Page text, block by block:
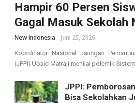
Hampir 60 Persen
Gagal Masuk Sekolah
New Indonesia Juni 25, 2026
Koordinator Nasional Jaringan
(JPPI) Ubaid Matraji menilai polemik
JPPI:
Bisa Sekolahkan